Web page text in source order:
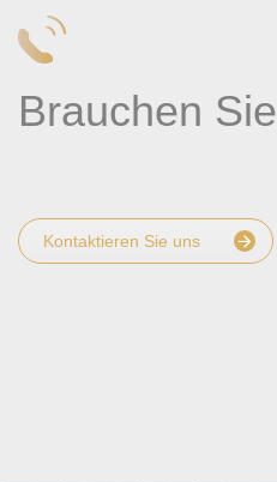
Brauchen
Kontaktieren Sie uns